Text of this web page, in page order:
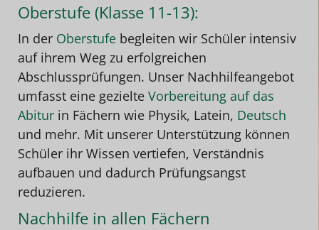
Oberstufe (Klasse 11-13):
In der Oberstufe begleiten wir Schüler intensiv
auf ihrem Weg zu erfolgreichen
Abschlussprüfungen. Unser Nachhilfeangebot
umfasst eine gezielte Vorbereitung auf das
Abitur in Fächern wie Physik, Latein, Deutsch
und mehr. Mit unserer Unterstützung können
Schüler ihr Wissen vertiefen, Verständnis
aufbauen und dadurch Prüfungsangst
reduzieren.
Nachhilfe in allen Fächern